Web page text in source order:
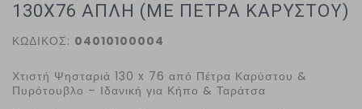
130X76 ΑΠΛΗ (ΜΕ ΠΕΤΡΑ ΚΑΡΥΣΤΟΥ)
ΚΩΔΙΚΟΣ: 04010100004
Χτιστή Ψησταριά 130 x 76 από Πέτρα Καρύστου &
Πυρότουβλο – Ιδανική για Κήπο & Ταράτσα